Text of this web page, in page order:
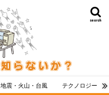
search
地震・火山・台風 テクノロジー